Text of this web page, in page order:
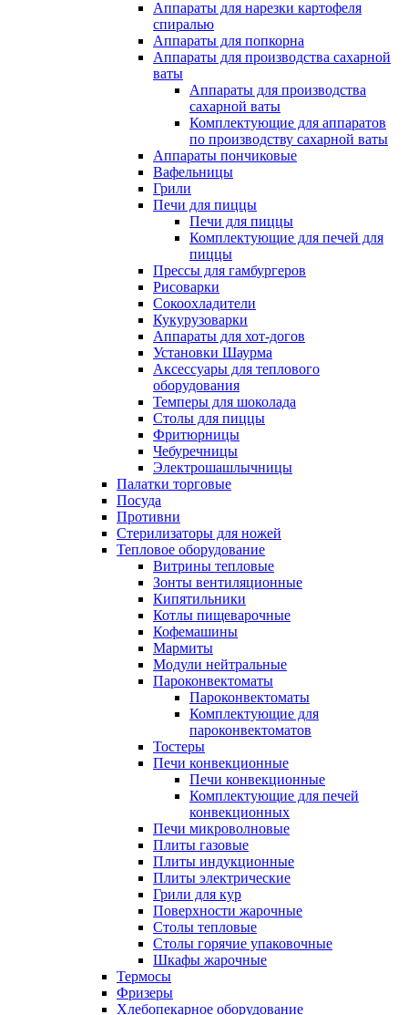
Аппараты для нарезки картофеля
спиралью
Аппараты для попкорна
Аппараты для производства сахарной
ваты
Аппараты для производства
сахарной ваты
Комплектующие для аппаратов
по производству сахарной ваты
Аппараты пончиковые
Вафельницы
Грили
Печи для пиццы
Печи для пиццы
Комплектующие для печей для
пиццы
Прессы для гамбургеров
Рисоварки
Сокоохладители
Кукурузоварки
Аппараты для хот-догов
Установки Шаурма
Аксессуары для теплового
оборудования
Темперы для шоколада
Столы для пиццы
Фритюрницы
Чебуречницы
Электрошашлычницы
Палатки торговые
Посуда
Противни
Стерилизаторы для ножей
Тепловое оборудование
Витрины тепловые
Зонты вентиляционные
Кипятильники
Котлы пищеварочные
Кофемашины
Мармиты
Модули нейтральные
Пароконвектоматы
Пароконвектоматы
Комплектующие для
пароконвектоматов
Тостеры
Печи конвекционные
Печи конвекционные
Комплектующие для печей
конвекционных
Печи микроволновые
Плиты газовые
Плиты индукционные
Плиты электрические
Грили для кур
Поверхности жарочные
Столы тепловые
Столы горячие упаковочные
Шкафы жарочные
Термосы
Фризеры
Хлебопекарное оборудование